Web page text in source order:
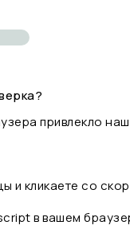
привлекло
и кликаете со
в вашем